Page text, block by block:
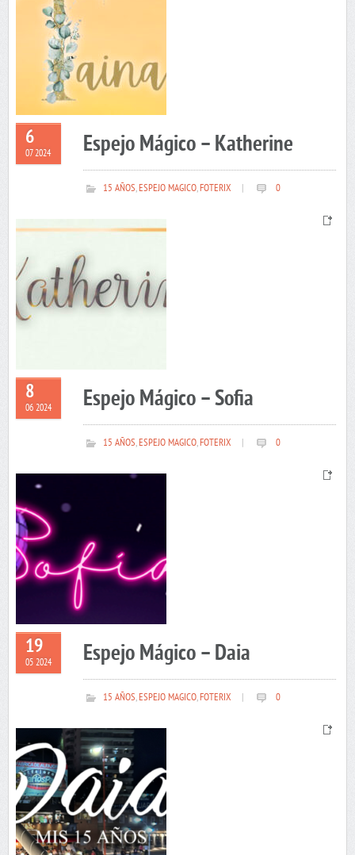
6
07 2024 Espejo Mágico – Katherine
15 AÑOS,ESPEJO MAGICO,FOTERIX 0
8
06 2024 Espejo Mágico – Sofia
15 AÑOS,ESPEJO MAGICO,FOTERIX 0
19
05 2024 Espejo Mágico – Daia
15 AÑOS,ESPEJO MAGICO,FOTERIX 0